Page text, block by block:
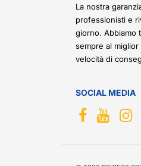
La nostra
professionisti e
giorno. Abbiamo
sempre al
velocità di
SOCIAL MEDIA